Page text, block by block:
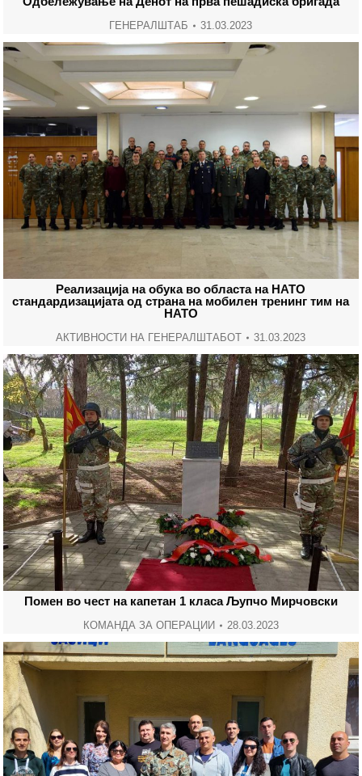
ГЕНЕРАЛШТАБ 31.03.2023
Реализација на обука во областа на НАТО
стандардизацијата од страна на мобилен тренинг тим на
НАТО
АКТИВНОСТИ НА ГЕНЕРАЛШТАБОТ 31.03.2023
Помен во чест на капетан 1 класа Љупчо Мирчовски
КОМАНДА ЗА ОПЕРАЦИИ 28.03.2023